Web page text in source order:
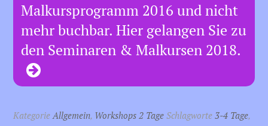
Malkursprogramm 2016 und nicht
mehr buchbar. Hier gelangen Sie zu
den Seminaren & Malkursen 2018.
Kategorie Allgemein, Workshops 2 Tage Schlagworte3-4 Tage,